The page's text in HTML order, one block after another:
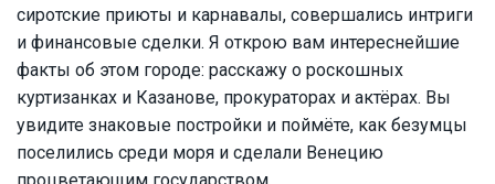
сиротские приюты и карнавалы, совершались интриги
и финансовые сделки. Я открою вам интереснейшие
факты об этом городе: расскажу о роскошных
куртизанках и Казанове, прокураторах и актёрах. Вы
увидите знаковые постройки и поймёте, как безумцы
поселились среди моря и сделали Венецию